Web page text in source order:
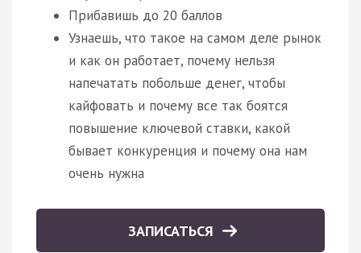
Прибавишь до 20 баллов
Узнаешь, что такое на самом деле рынок
и как он работает, почему нельзя
напечатать побольше денег, чтобы
кайфовать и почему все так боятся
повышение ключевой ставки, какой
бывает конкуренция и почему она нам
очень нужна
ЗАПИСАТЬСЯ